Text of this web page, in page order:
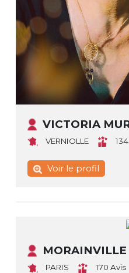
VICTORIA
VERNIOLLE
Voir le profil
PARIS 170 Avis